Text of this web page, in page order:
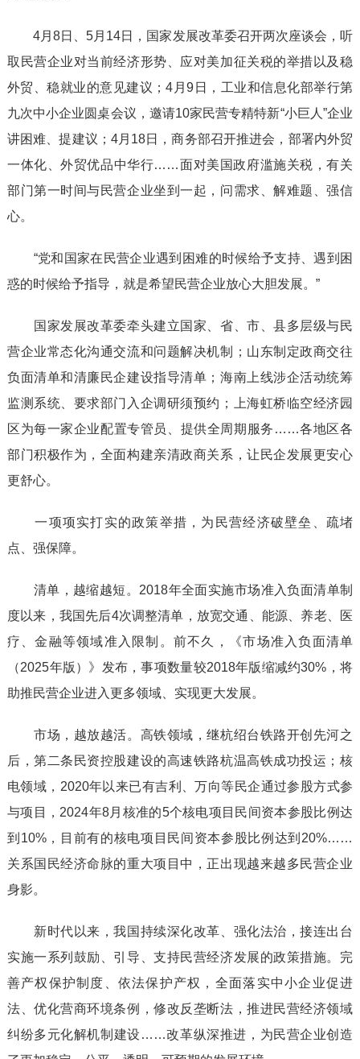
4月8日、5月14日，国家发展改革委召开两次座谈会，听
取民营企业对当前经济形势、应对美加征关税的举措以及稳
外贸、稳就业的意见建议；4月9日，工业和信息化部举行第
九次中小企业圆桌会议，邀请10家民营专精特新“小巨人”企业
讲困难、提建议；4月18日，商务部召开推进会，部署内外贸
一体化、外贸优品中华行……面对美国政府滥施关税，有关
部门第一时间与民营企业坐到一起，问需求、解难题、强信
心。
“党和国家在民营企业遇到困难的时候给予支持、遇到困
惑的时候给予指导，就是希望民营企业放心大胆发展。”
国家发展改革委牵头建立国家、省、市、县多层级与民
营企业常态化沟通交流和问题解决机制；山东制定政商交往
负面清单和清廉民企建设指导清单；海南上线涉企活动统筹
监测系统、要求部门入企调研须预约；上海虹桥临空经济园
区为每一家企业配置专管员、提供全周期服务……各地区各
部门积极作为，全面构建亲清政商关系，让民企发展更安心
更舒心。
一项项实打实的政策举措，为民营经济破壁垒、疏堵
点、强保障。
清单，越缩越短。2018年全面实施市场准入负面清单制
度以来，我国先后4次调整清单，放宽交通、能源、养老、医
疗、金融等领域准入限制。前不久，《市场准入负面清单
（2025年版）》发布，事项数量较2018年版缩减约30%，将
助推民营企业进入更多领域、实现更大发展。
市场，越放越活。高铁领域，继杭绍台铁路开创先河之
后，第二条民资控股建设的高速铁路杭温高铁成功投运；核
电领域，2020年以来已有吉利、万向等民企通过参股方式参
与项目，2024年8月核准的5个核电项目民间资本参股比例达
到10%，目前有的核电项目民间资本参股比例达到20%……
关系国民经济命脉的重大项目中，正出现越来越多民营企业
身影。
新时代以来，我国持续深化改革、强化法治，接连出台
实施一系列鼓励、引导、支持民营经济发展的政策措施。完
善产权保护制度、依法保护产权，全面落实中小企业促进
法、优化营商环境条例，修改反垄断法，推进民营经济领域
纠纷多元化解机制建设……改革纵深推进，为民营企业创造